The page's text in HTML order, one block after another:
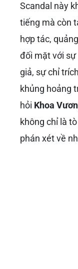
Scandal này
tiếng mà còn
hợp tác,
đối mặt với
giả, sự chỉ
khủng hoảng
hỏi Khoa
không chỉ là
phán xét về